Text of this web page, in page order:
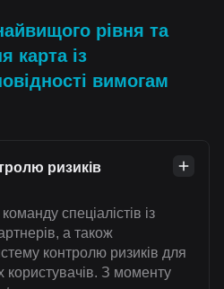
рівня та
карта із
вимогам
ризиків
спеціалістів із
а також
контролю ризиків для
користувачів. З моменту